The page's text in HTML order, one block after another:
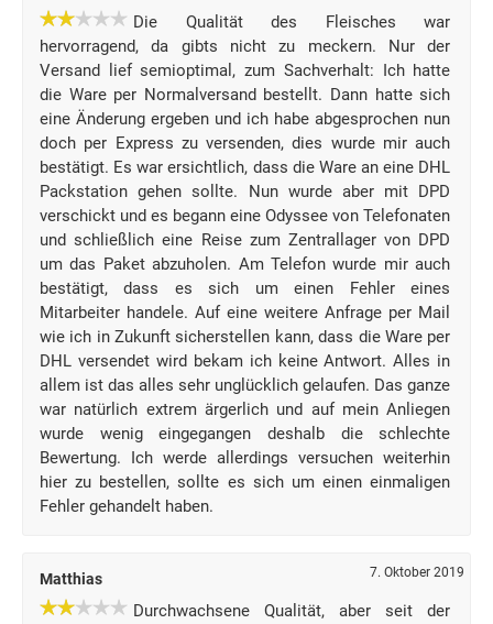
Die Qualität des Fleisches war
hervorragend, da gibts nicht zu meckern. Nur der
Versand lief semioptimal, zum Sachverhalt: Ich hatte
die Ware per Normalversand bestellt. Dann hatte sich
eine Änderung ergeben und ich habe abgesprochen nun
doch per Express zu versenden, dies wurde mir auch
bestätigt. Es war ersichtlich, dass die Ware an eine DHL
Packstation gehen sollte. Nun wurde aber mit DPD
verschickt und es begann eine Odyssee von Telefonaten
und schließlich eine Reise zum Zentrallager von DPD
um das Paket abzuholen. Am Telefon wurde mir auch
bestätigt, dass es sich um einen Fehler eines
Mitarbeiter handele. Auf eine weitere Anfrage per Mail
wie ich in Zukunft sicherstellen kann, dass die Ware per
DHL versendet wird bekam ich keine Antwort. Alles in
allem ist das alles sehr unglücklich gelaufen. Das ganze
war natürlich extrem ärgerlich und auf mein Anliegen
wurde wenig eingegangen deshalb die schlechte
Bewertung. Ich werde allerdings versuchen weiterhin
hier zu bestellen, sollte es sich um einen einmaligen
Fehler gehandelt haben.
Matthias 7. Oktober 2019
Durchwachsene Qualität, aber seit der